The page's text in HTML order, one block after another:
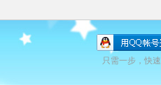
只需一步，快